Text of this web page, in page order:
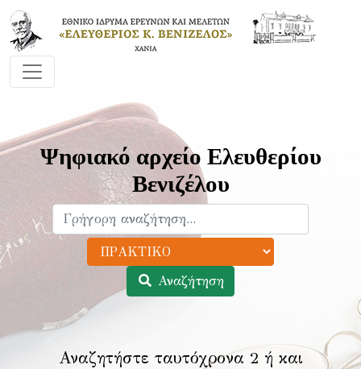
Ψηφιακό αρχείο Ελευθερίου
Βενιζέλου
Αναζήτηση
Αναζητήστε ταυτόχρονα 2 ή και